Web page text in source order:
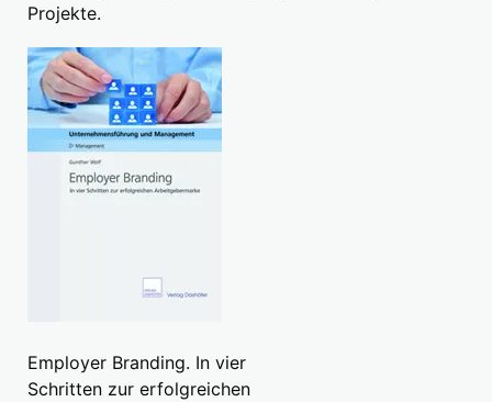
Projekte.
Employer Branding. In vier
Schritten zur erfolgreichen